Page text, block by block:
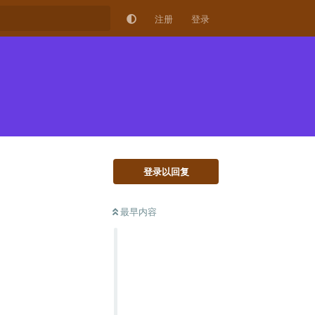
注册 登录
登录以回复
最早内容